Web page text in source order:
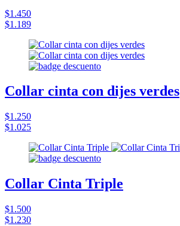
$1.450
$1.189
Collar cinta con dijes verdes
$1.250
$1.025
Collar Cinta Triple
$1.500
$1.230